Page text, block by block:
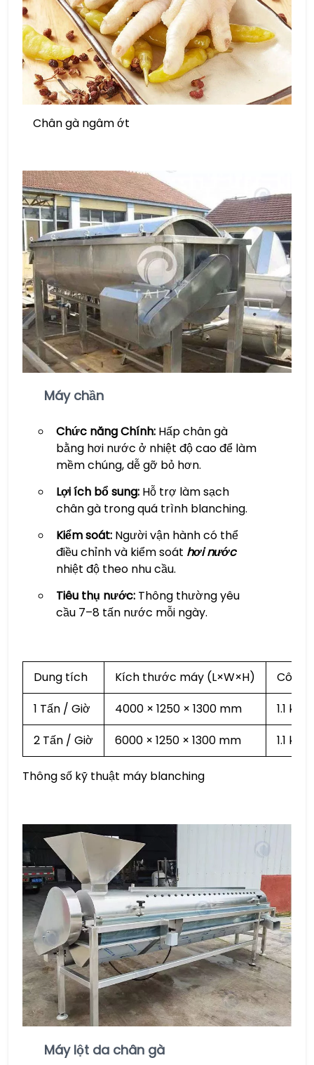
Chân gà ngâm ớt
Máy chần
Chức năng Chính:Hấp chân gà
bằng hơi nước ở nhiệt độ cao để làm
mềm chúng, dễ gỡ bỏ hơn.
Lợi ích bổ sung:Hỗ trợ làm sạch
chân gà trong quá trình blanching.
Kiểm soát:Người vận hành có thể
điều chỉnh và kiểm soát hơi nước
nhiệt độ theo nhu cầu.
Tiêu thụ nước:Thông thường yêu
cầu 7–8 tấn nước mỗi ngày.
Dung tích Kích thước máy (L×W×H)
Công
1 Tấn / Giờ
4000 × 1250 × 1300 mm
1.1 kW
2 Tấn / Giờ
6000 × 1250 × 1300 mm 1.1 kW
Thông số kỹ thuật máy blanching
Máy lột da chân gà